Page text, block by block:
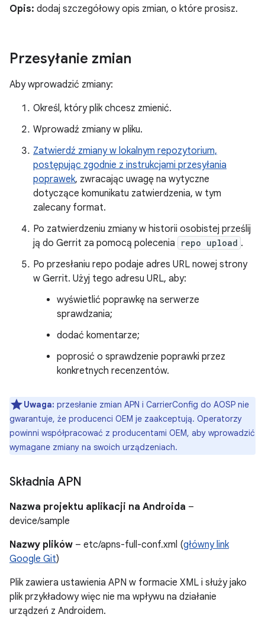
Opis: dodaj szczegółowy opis zmian, o które prosisz.
Przesyłanie zmian
Aby wprowadzić zmiany:
Określ, który plik chcesz zmienić.
Wprowadź zmiany w pliku.
Zatwierdź zmiany w lokalnym repozytorium,
postępując zgodnie z instrukcjami przesyłania
poprawek, zwracając uwagę na wytyczne
dotyczące komunikatu zatwierdzenia, w tym
zalecany format.
Po zatwierdzeniu zmiany w historii osobistej prześlij
ją do Gerrit za pomocą polecenia
repo upload .
Po przesłaniu repo podaje adres URL nowej strony
w Gerrit. Użyj tego adresu URL, aby:
wyświetlić poprawkę na serwerze
sprawdzania;
dodać komentarze;
poprosić o sprawdzenie poprawki przez
konkretnych recenzentów.
Uwaga: przesłanie zmian APN i CarrierConfig do AOSP nie
gwarantuje, że producenci OEM je zaakceptują. Operatorzy
powinni współpracować z producentami OEM, aby wprowadzić
wymagane zmiany na swoich urządzeniach.
Składnia APN
Nazwa projektu aplikacji na Androida –
device/sample
Nazwy plików – etc/apns-full-conf.xml (główny link
Google Git)
Plik zawiera ustawienia APN w formacie XML i służy jako
plik przykładowy więc nie ma wpływu na działanie
urządzeń z Androidem.